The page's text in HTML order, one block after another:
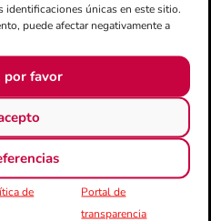
únicas en este sitio.
puede afectar negativamente a
por favor
de
Portal de
transparencia
iCal / Outlook